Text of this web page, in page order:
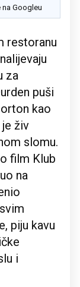
Googleu
restoranu
za
puši
kao
živ
slomu.
film Klub
na
piju kavu
i